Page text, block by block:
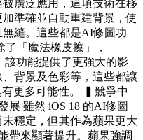
廣泛應用，這項技術在移
準確並自動重建背景，使
縫。這些都是AI修圖功
「魔法橡皮擦」，
該功能提供了更強大的影
背景及色彩等，這些都讓
有更多可能性。 ▍競爭中
展 雖然 iOS 18 的AI修圖
穩定，但其作為蘋果更大
帶來顯著提升。蘋果強調